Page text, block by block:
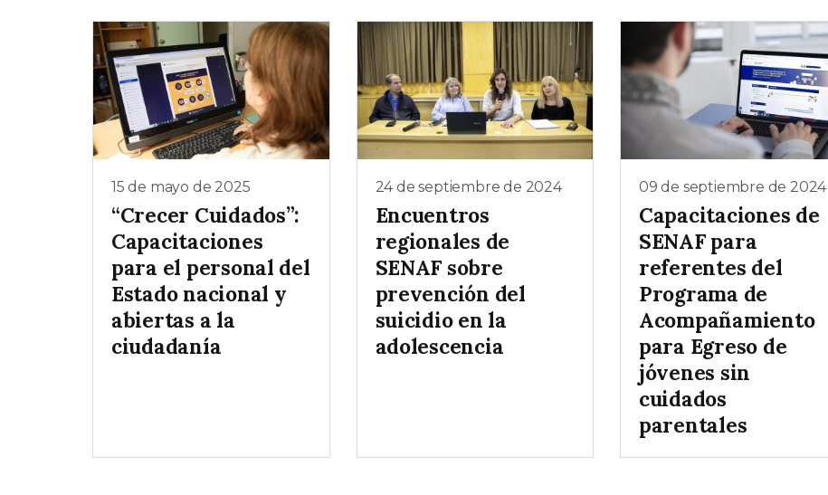
15 de mayo de 2025
“Crecer Cuidados”:
Capacitaciones
para el personal del
Estado nacional y
abiertas a la
ciudadanía
24 de septiembre de 2024
Encuentros
regionales de
SENAF sobre
prevención del
suicidio en la
adolescencia
09 de septiembre de 2024
Capacitaciones de
SENAF para
referentes del
Programa de
Acompañamiento
para Egreso de
jóvenes sin
cuidados
parentales